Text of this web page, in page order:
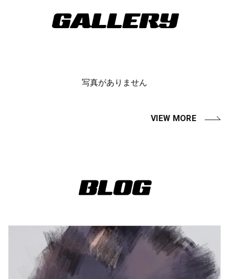
写真がありません
VIEW MORE